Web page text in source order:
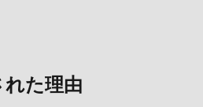
れた理由